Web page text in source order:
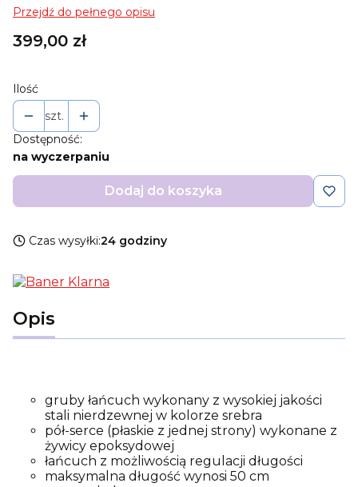
Przejdź do pełnego opisu
Cena
399,00 zł
Ilość
szt.
Dostępność:
na wyczerpaniu
Dodaj do koszyka
Czas wysyłki:24 godziny
Opis
gruby łańcuch wykonany z wysokiej jakości
stali nierdzewnej w kolorze srebra
pół-serce (płaskie z jednej strony) wykonane z
żywicy epoksydowej
łańcuch z możliwością regulacji długości
maksymalna długość wynosi 50 cm